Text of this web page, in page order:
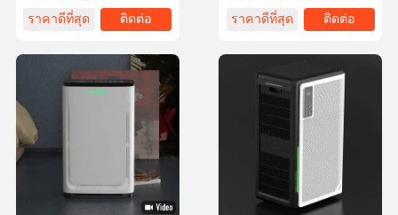
ราคาดีที่สุด
ติดต่อ
ราคาดีที่สุด
ติดต่อ